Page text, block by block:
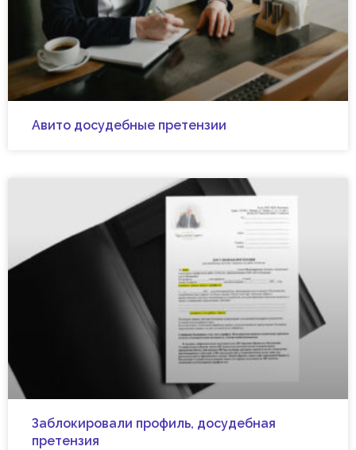
Авито досудебные претензии
Заблокировали профиль, досудебная
претензия